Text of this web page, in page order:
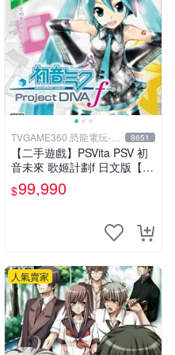
TVGAME360 恐龍電玩-台
中店
8651
【二手遊戲】PSVita PSV 初
音未來 歌姬計劃f 日文版【台
中恐龍電玩】
$99,990
人氣賣家